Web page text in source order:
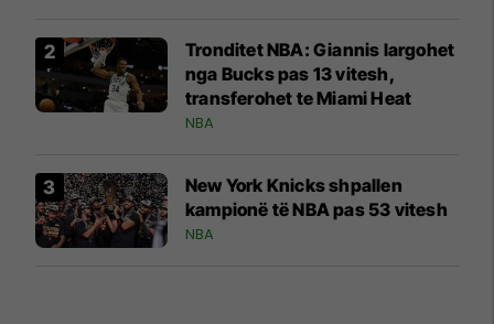
Tronditet NBA: Giannis largohet
nga Bucks pas 13 vitesh,
transferohet te Miami Heat
NBA
New York Knicks shpallen
kampionë të NBA pas 53 vitesh
NBA